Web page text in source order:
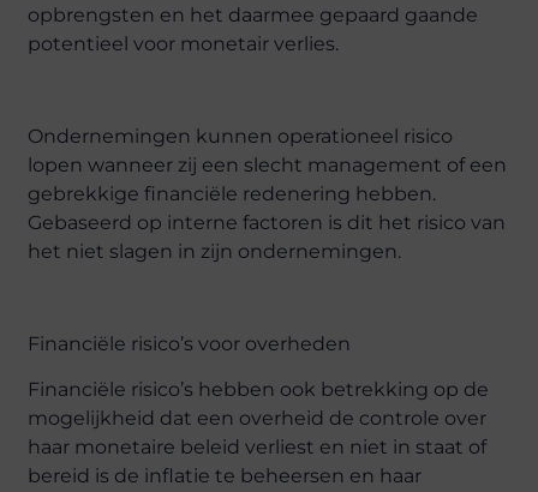
opbrengsten en het daarmee gepaard gaande
potentieel voor monetair verlies.
Ondernemingen kunnen operationeel risico
lopen wanneer zij een slecht management of een
gebrekkige financiële redenering hebben.
Gebaseerd op interne factoren is dit het risico van
het niet slagen in zijn ondernemingen.
Financiële risico’s voor overheden
Financiële risico’s hebben ook betrekking op de
mogelijkheid dat een overheid de controle over
haar monetaire beleid verliest en niet in staat of
bereid is de inflatie te beheersen en haar